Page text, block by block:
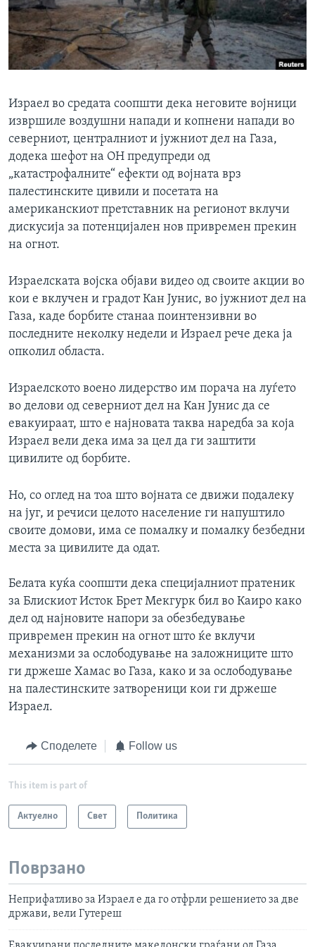
ИНТЕРВЈУА
Јазици
Израел во средата соопшти дека неговите војници
извршиле воздушни напади и копнени напади во
северниот, централниот и јужниот дел на Газа,
додека шефот на ОН предупреди од
„катастрофалните“ ефекти од војната врз
палестинските цивили и посетата на
американскиот претставник на регионот вклучи
дискусија за потенцијален нов привремен прекин
на огнот.
Израелската војска објави видео од своите акции во
кои е вклучен и градот Кан Јунис, во јужниот дел на
Газа, каде борбите станаа поинтензивни во
последните неколку недели и Израел рече дека ја
опколил областа.
Израелското воено лидерство им порача на луѓето
во делови од северниот дел на Кан Јунис да се
евакуираат, што е најновата таква наредба за која
Израел вели дека има за цел да ги заштити
цивилите од борбите.
Но, со оглед на тоа што војната се движи подалеку
на југ, и речиси целото население ги напуштило
своите домови, има се помалку и помалку безбедни
места за цивилите да одат.
Белата куќа соопшти дека специјалниот пратеник
за Блискиот Исток Брет Мекгурк бил во Каиро како
дел од најновите напори за обезбедување
привремен прекин на огнот што ќе вклучи
механизми за ослободување на заложниците што
ги држеше Хамас во Газа, како и за ослободување
на палестинските затвореници кои ги држеше
Израел.
Споделете Follow us
This item is part of
Актуелно Свет Политика
Поврзано
Неприфатливо за Израел е да го отфрли решението за две
држави, вели Гутереш